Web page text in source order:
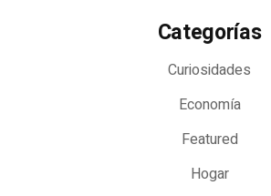
Categorías
Curiosidades
Economía
Featured
Hogar